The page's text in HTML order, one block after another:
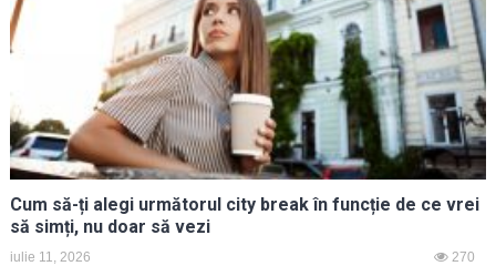
Cum să-ți alegi următorul city break în funcție de ce vrei
să simți, nu doar să vezi
iulie 11, 2026 270